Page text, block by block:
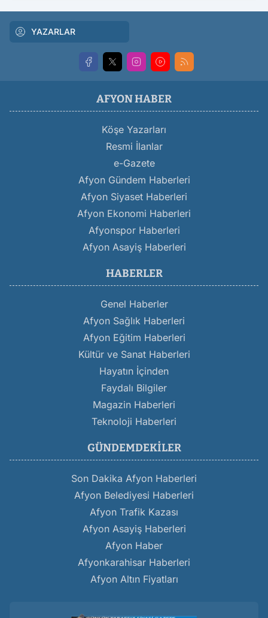
YAZARLAR
AFYON HABER
Köşe Yazarları
Resmi İlanlar
e-Gazete
Afyon Gündem Haberleri
Afyon Siyaset Haberleri
Afyon Ekonomi Haberleri
Afyonspor Haberleri
Afyon Asayiş Haberleri
HABERLER
Genel Haberler
Afyon Sağlık Haberleri
Afyon Eğitim Haberleri
Kültür ve Sanat Haberleri
Hayatın İçinden
Faydalı Bilgiler
Magazin Haberleri
Teknoloji Haberleri
GÜNDEMDEKILER
Son Dakika Afyon Haberleri
Afyon Belediyesi Haberleri
Afyon Trafik Kazası
Afyon Asayiş Haberleri
Afyon Haber
Afyonkarahisar Haberleri
Afyon Altın Fiyatları